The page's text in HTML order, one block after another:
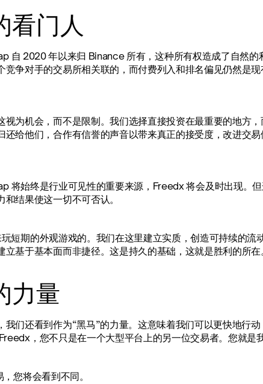
看门人
自 2020 年以来归 Binance 所有，这种所有权造成了自然的
竞争对手的交易所相关联的，而付费列入和排名偏见仍然是
视为机会，而不是限制。我们选择直接投资在最重要的地方
还给他们，合作有信誉的声音以带来真正的接受度，改进交
将始终是行业可见性的重要来源，Freedx 将会及时出现。
和结果使这一切不可否认。
短期的外观游戏的。我们在这里建立实质，创造可持续的流
立基于基本面而非捷径。这是持久的基础，这就是胜利的所在
力量
我们还看到作为“黑马”的力量。这意味着我们可以更快地行
，您不只是在一个大型平台上的另一位交易者。您就是
您将会看到不同。